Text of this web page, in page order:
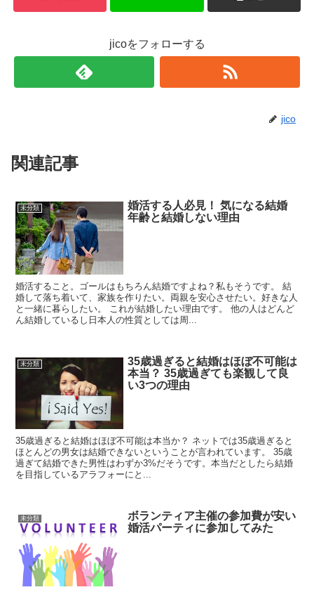
jicoをフォローする
jico
関連記事
未分類
婚活する人必見！ 気になる結婚
年齢と結婚しない理由
婚活すること。ゴールはもちろん結婚ですよね？私もそうです。 結
婚して落ち着いて、家族を作りたい。両親を安心させたい。好きな人
と一緒に暮らしたい。 これが結婚したい理由です。 他の人はどんど
ん結婚しているし日本人の性質としては周...
未分類
35歳過ぎると結婚はほぼ不可能は
本当？ 35歳過ぎても楽観して良
い3つの理由
35歳過ぎると結婚はほぼ不可能は本当か？ ネットでは35歳過ぎると
ほとんどの男女は結婚できないということが言われています。 35歳
過ぎて結婚できた男性はわずか3%だそうです。本当だとしたら結婚
を目指しているアラフォーにと...
未分類
ボランティア主催の参加費が安い
婚活パーティに参加してみた